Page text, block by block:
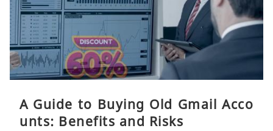
A Guide to Buying Old Gmail Acco
unts: Benefits and Risks